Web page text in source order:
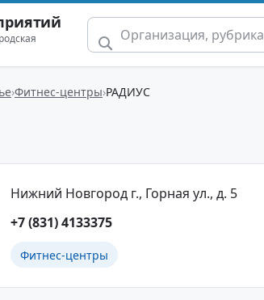
Фитнес-центры РАДИУС
Нижний Новгород г., Горная ул., д. 5
+7 (831) 4133375
Фитнес-центры